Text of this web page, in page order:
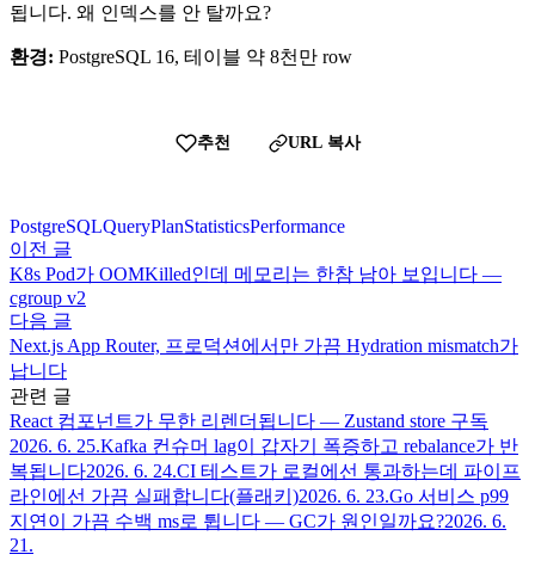
됩니다. 왜 인덱스를 안 탈까요?
환경: PostgreSQL 16, 테이블 약 8천만 row
추천 URL 복사
PostgreSQLQueryPlanStatisticsPerformance
이전 글
K8s Pod가 OOMKilled인데 메모리는 한참 남아 보입니다 —
cgroup v2
다음 글
Next.js App Router, 프로덕션에서만 가끔 Hydration mismatch가
납니다
관련 글
React 컴포넌트가 무한 리렌더됩니다 — Zustand store 구독
2026. 6. 25.Kafka 컨슈머 lag이 갑자기 폭증하고 rebalance가 반
복됩니다2026. 6. 24.CI 테스트가 로컬에선 통과하는데 파이프
라인에선 가끔 실패합니다(플래키)2026. 6. 23.Go 서비스 p99
지연이 가끔 수백 ms로 튑니다 — GC가 원인일까요?2026. 6.
21.